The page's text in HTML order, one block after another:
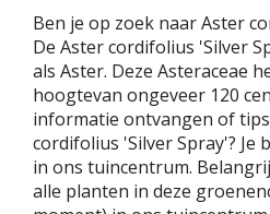
Ben je op zoek naar Aster
De Aster cordifolius 'Silver
als Aster. Deze Asteraceae
hoogtevan ongeveer 120
informatie ontvangen of
cordifolius 'Silver Spray'? Je
in ons tuincentrum.
alle planten in deze